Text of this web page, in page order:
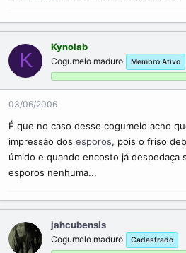
K
Kynolab
Cogumelo maduro Membro Ativo
03/06/2006
É que no caso desse cogumelo acho
impressão dos esporos, pois o friso
úmido e quando encosto já despedaça
esporos nenhuma...
jahcubensis
Cogumelo maduro Cadastrado